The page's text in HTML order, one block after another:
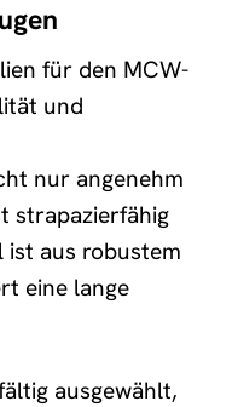
für den MCW-
und
nur angenehm
strapazierfähig
ist aus robustem
eine lange
ausgewählt,